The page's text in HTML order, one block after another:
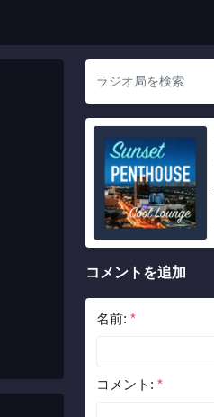
コメントを追加
名前: *
コメント: *